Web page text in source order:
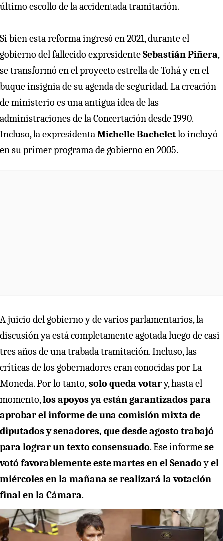
último escollo de la accidentada tramitación.
Si bien esta reforma ingresó en 2021, durante el
gobierno del fallecido expresidenteSebastián Piñera,
se transformó en el proyecto estrella de Tohá y en el
buque insignia de su agenda de seguridad. La creación
de ministerio es una antigua idea de las
administraciones de la Concertación desde 1990.
Incluso, la expresidentaMichelle Bacheletlo incluyó
en su primer programa de gobierno en 2005.
A juicio del gobierno y de varios parlamentarios, la
discusión ya está completamente agotada luego de casi
tres años de una trabada tramitación. Incluso, las
críticas de los gobernadores eran conocidas por La
Moneda. Por lo tanto,solo queda votary, hasta el
momento,los apoyos ya están garantizados para
aprobar el informe de una comisión mixta de
diputados y senadores, que desde agosto trabajó
para lograr un texto consensuado. Ese informese
votó favorablemente este martes en el Senadoyel
miércoles en la mañana se realizará la votación
final en la Cámara.